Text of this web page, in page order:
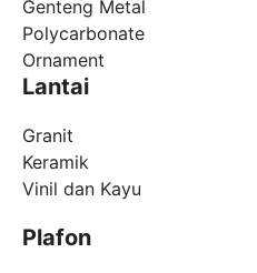
Genteng Metal
Polycarbonate
Ornament
Lantai
Granit
Keramik
Vinil dan Kayu
Plafon